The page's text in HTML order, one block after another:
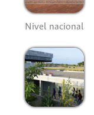
Nivel nacional